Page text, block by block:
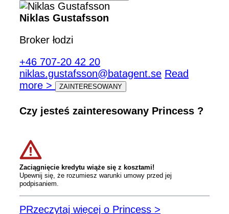
Niklas Gustafsson
Broker łodzi
+46 707-20 42 20
niklas.gustafsson@batagent.se Read
more >
ZAINTERESOWANY
Czy jesteś zainteresowany Princess ?
Zaciągnięcie kredytu wiąże się z kosztami!
Upewnij się, że rozumiesz warunki umowy przed jej
podpisaniem.
PRzeczytaj więcej o Princess >